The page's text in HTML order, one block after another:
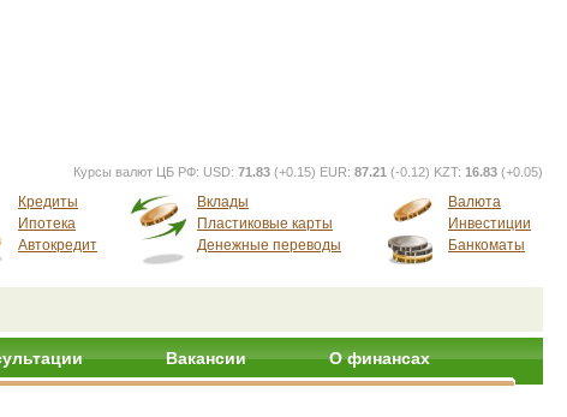
Курсы валют ЦБ РФ: USD: 71.83 (+0.15) EUR: 87.21 (-0.12) KZT: 16.83 (+0.05)
Кредиты
Ипотека
Автокредит
Вклады
Пластиковые карты
Денежные переводы
Валюта
Инвестиции
Банкоматы
Вакансии О финансах